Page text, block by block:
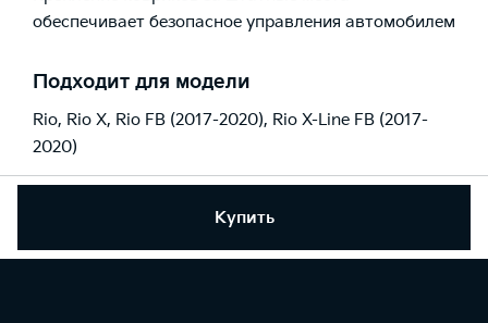
Купить
обеспечивает безопасное управления автомобилем
Подходит для модели
Rio, Rio X, Rio FB (2017-2020), Rio X-Line FB (2017-
2020)